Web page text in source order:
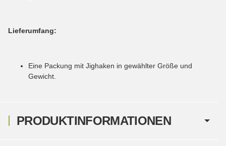
PRODUKTINFORMATIONEN
Lieferumfang:
Eine Packung mit Jighaken in gewählter Größe und
Gewicht.